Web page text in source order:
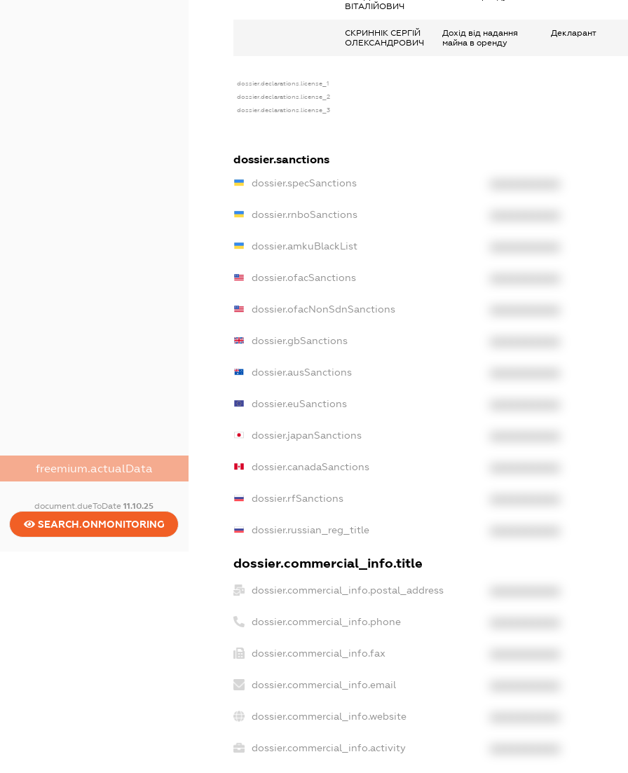
freemium.actualData
document.dueToDate11.10.25
SEARCH.ONMONITORING
ВІТАЛІЙОВИЧ
СКРИННІК СЕРГІЙ
ОЛЕКСАНДРОВИЧ
Дохід від надання
майна в оренду
Декларант
dossier.declarations.license_1
dossier.declarations.license_2
dossier.declarations.license_3
dossier.sanctions
dossier.specSanctions
dossier.rnboSanctions
dossier.amkuBlackList
dossier.ofacSanctions
dossier.ofacNonSdnSanctions
dossier.gbSanctions
dossier.ausSanctions
dossier.euSanctions
dossier.japanSanctions
dossier.canadaSanctions
dossier.rfSanctions
dossier.russian_reg_title
dossier.commercial_info.title
dossier.commercial_info.postal_address
dossier.commercial_info.phone
dossier.commercial_info.fax
dossier.commercial_info.email
dossier.commercial_info.website
dossier.commercial_info.activity